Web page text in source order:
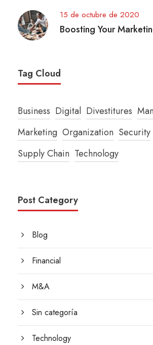
15 de octubre de 2020
Boosting Your
Tag Cloud
Business Digital Divestitures
Marketing Organization Security
Supply Chain Technology
Post Category
Blog
Financial
M&A
Sin categoría
Technology